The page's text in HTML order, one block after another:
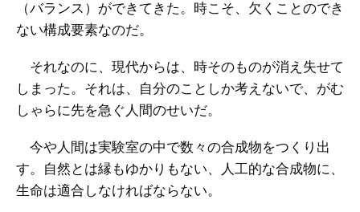
（バランス）ができてきた。時こそ、欠くことのでき
ない構成要素なのだ。
それなのに、現代からは、時そのものが消え失せて
しまった。それは、自分のことしか考えないで、がむ
しゃらに先を急ぐ人間のせいだ。
今や人間は実験室の中で数々の合成物をつくり出
す。自然とは縁もゆかりもない、人工的な合成物に、
生命は適合しなければならない。